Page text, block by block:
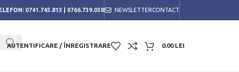
0741.745.813 0766.739.038 NEWSLETTERCONTACT
AUTENTIFICARE / ÎNREGISTRARE 0.00 LEI